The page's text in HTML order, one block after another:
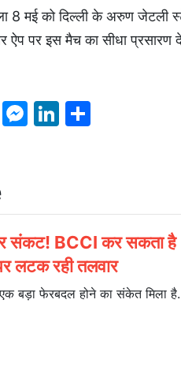
8 मई को दिल्ली के अरुण जेटली
ऐप पर इस मैच का सीधा
Telegram
Messenger
LinkedIn
संकट! BCCI कर सकता है
लटक रही तलवार
बड़ा फेरबदल होने का संकेत मिला है.